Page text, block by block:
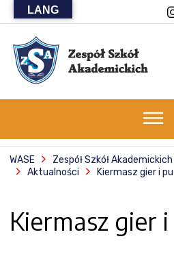
WASE Zespół Szkół Akademickich
Aktualności
Kiermasz gier i
Kiermasz gier
LANG